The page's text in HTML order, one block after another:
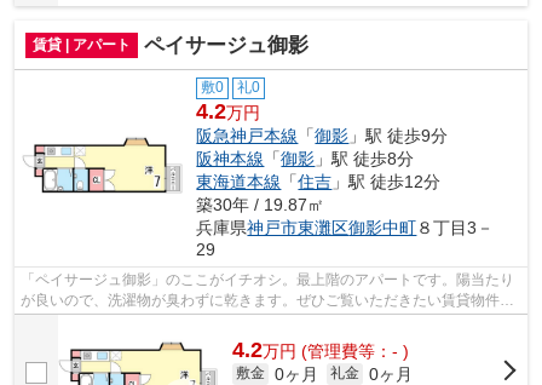
賃貸 | アパート ペイサージュ御影
敷0 礼0
4.2万円
阪急神戸本線 「御影 」駅 徒歩9分
阪神本線 「御影 」駅 徒歩8分
東海道本線 「住吉 」駅 徒歩12分
築30年 / 19.87㎡
兵庫県神戸市東灘区御影中町８丁目3－
29
「ペイサージュ御影」のここがイチオシ。最上階のアパートです。陽当たり
が良いので、洗濯物が臭わずに乾きます。ぜひご覧いただきたい賃貸物件で
4.2万円 (管理費等：- )
敷金 0ヶ月 礼金 0ヶ月